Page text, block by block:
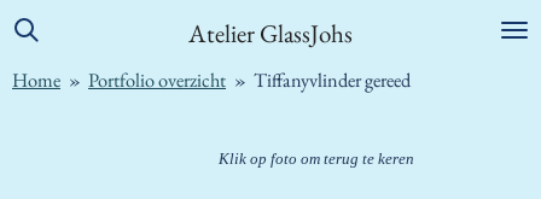
Ga
naar
Atelier GlassJohs
Home » Portfolio overzicht » Tiffanyvlinder gereed
Klik op foto om terug te keren